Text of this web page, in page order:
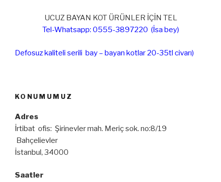
UCUZ BAYAN KOT ÜRÜNLER İÇİN TEL
Tel-Whatsapp: 0555-3897220 (İsa bey)
Defosuz kaliteli serili bay – bayan kotlar 20-35tl civarı)
KONUMUMUZ
Adres
İrtibat ofis: Şirinevler mah. Meriç sok. no:8/19
Bahçelievler
İstanbul, 34000
Saatler